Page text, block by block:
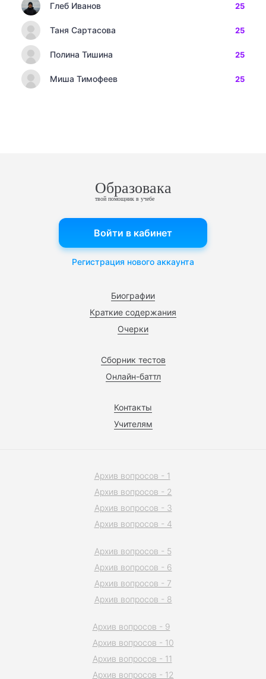
Глеб Иванов 25
Таня Сартасова 25
Полина Тишина 25
Миша Тимофеев 25
Образовака
твой помощник в учебе
Биографии
Краткие содержания
Очерки
Сборник тестов
Онлайн-баттл
Контакты
Учителям
Войти в кабинет
Регистрация нового аккаунта
Архив вопросов - 1
Архив вопросов - 2
Архив вопросов - 3
Архив вопросов - 4
Архив вопросов - 5
Архив вопросов - 6
Архив вопросов - 7
Архив вопросов - 8
Архив вопросов - 9
Архив вопросов - 10
Архив вопросов - 11
Архив вопросов - 12